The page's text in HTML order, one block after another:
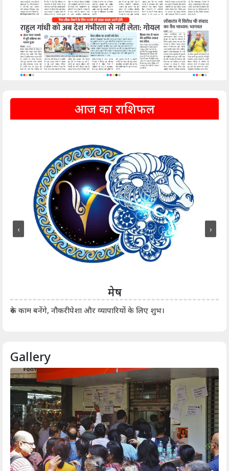
आज का राशिफल
मेष
रुके काम बनेंगे, नौकरीपेशा और व्यापारियों के लिए शुभ।
‹ ›
Gallery